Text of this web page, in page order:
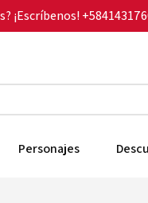
¡Escríbenos!
Personajes